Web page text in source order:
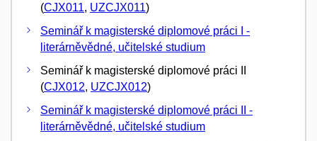
(CJX011, UZCJX011)
Seminář k magisterské diplomové práci I -
literárněvědné, učitelské studium
Seminář k magisterské diplomové práci II
(CJX012, UZCJX012)
Seminář k magisterské diplomové práci II -
literárněvědné, učitelské studium